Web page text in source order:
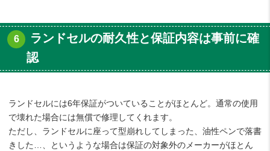
ランドセルの耐久性と保証内容は事前に確
認
ランドセルには6年保証がついていることがほとんど。通常の使用
で壊れた場合には無償で修理してくれます。
ただし、ランドセルに座って型崩れしてしまった、油性ペンで落書
きした…、というような場合は保証の対象外のメーカーがほとん